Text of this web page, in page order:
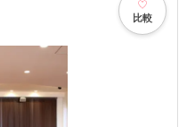
比較